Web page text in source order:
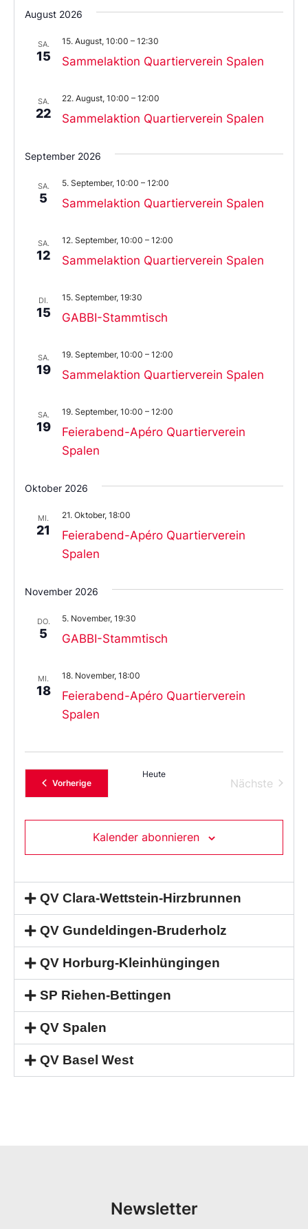
Sie
das
aus.
August 2026
SA.
15 Sammelaktion Quartierverein Spalen
15. August, 10:00 – 12:30
SA.
22 Sammelaktion Quartierverein Spalen
22. August, 10:00 – 12:00
September 2026
SA.
5 Sammelaktion Quartierverein Spalen
5. September, 10:00 – 12:00
SA.
12 Sammelaktion Quartierverein Spalen
12. September, 10:00 – 12:00
DI.
15 GABBI-Stammtisch
15. September, 19:30
SA.
19 Sammelaktion Quartierverein Spalen
19. September, 10:00 – 12:00
SA.
19
Feierabend-Apéro Quartierverein
Spalen
19. September, 10:00 – 12:00
Oktober 2026
MI.
21
Feierabend-Apéro Quartierverein
Spalen
21. Oktober, 18:00
November 2026
DO.
5 GABBI-Stammtisch
5. November, 19:30
MI.
18
Feierabend-Apéro Quartierverein
Spalen
18. November, 18:00
VorherigeVeranstaltungen
Heute
Nächste
Kalender abonnieren
QV Clara-Wettstein-Hirzbrunnen
QV Gundeldingen-Bruderholz
QV Horburg-Kleinhüngingen
SP Riehen-Bettingen
QV Spalen
QV Basel West
Newsletter